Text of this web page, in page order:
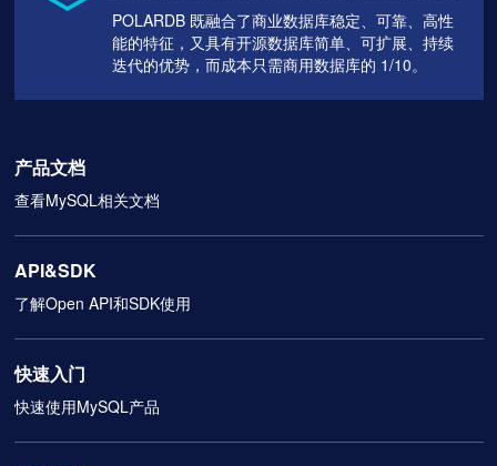
POLARDB 既融合了商业数据库稳定、可靠、高性
能的特征，又具有开源数据库简单、可扩展、持续
迭代的优势，而成本只需商用数据库的 1/10。
产品文档
查看MySQL相关文档
API&SDK
了解Open API和SDK使用
快速入门
快速使用MySQL产品